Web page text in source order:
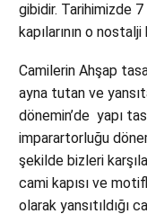
gibidir. Tarihimizde
kapılarının o
Camilerin Ahşap
ayna tutan ve
dönemin’de yapı
imparartorluğu
şekilde bizleri
cami kapısı ve
olarak yansıtıldığı